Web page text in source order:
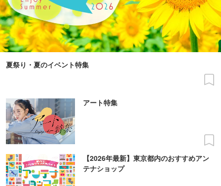
夏祭り・夏のイベント特集
アート特集
【2026年最新】東京都内のおすすめアン
テナショップ